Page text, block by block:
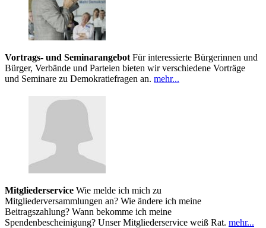
Vortrags- und Seminarangebot Für interessierte Bürgerinnen und
Bürger, Verbände und Parteien bieten wir verschiedene Vorträge
und Seminare zu Demokratiefragen an. mehr...
Mitgliederservice Wie melde ich mich zu
Mitgliederversammlungen an? Wie ändere ich meine
Beitragszahlung? Wann bekomme ich meine
Spendenbescheinigung? Unser Mitgliederservice weiß Rat. mehr...